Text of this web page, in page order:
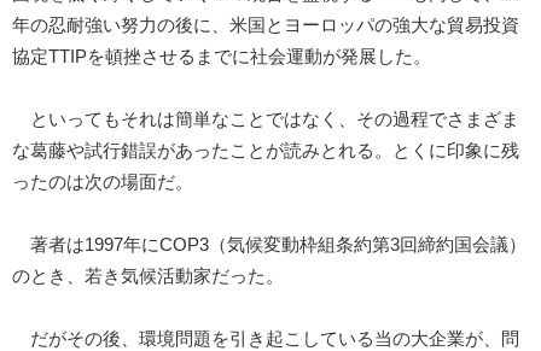
年の忍耐強い努力の後に、米国とヨーロッパの強大な貿易投資
協定TTIPを頓挫させるまでに社会運動が発展した。
といってもそれは簡単なことではなく、その過程でさまざま
な葛藤や試行錯誤があったことが読みとれる。とくに印象に残
ったのは次の場面だ。
著者は1997年にCOP3（気候変動枠組条約第3回締約国会議）
のとき、若き気候活動家だった。
だがその後、環境問題を引き起こしている当の大企業が、問